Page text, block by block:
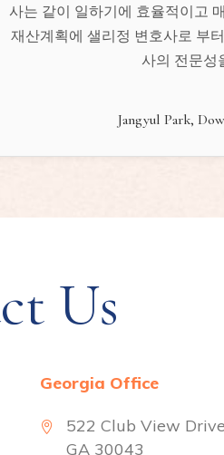
사는 같이 일하기에 효율적이고
재산계획에 샐리정 변호사로 부
사의 전문성
Jangyul Park,
Us
Georgia Office
522 Club View
GA 30043